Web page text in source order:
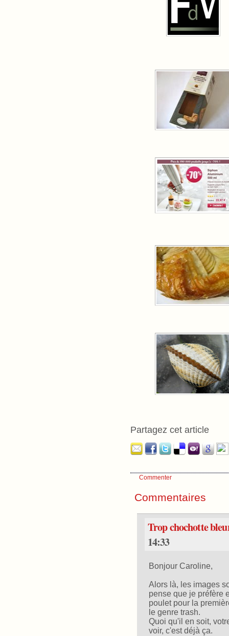
Partagez cet article
Commenter
Commentaires
Trop chochotte
14:33
Bonjour Caroline,
Alors là, les images
pense que je préfère
poulet pour la
le genre trash.
Quoi qu'il en soit,
voir, c'est déjà ça.